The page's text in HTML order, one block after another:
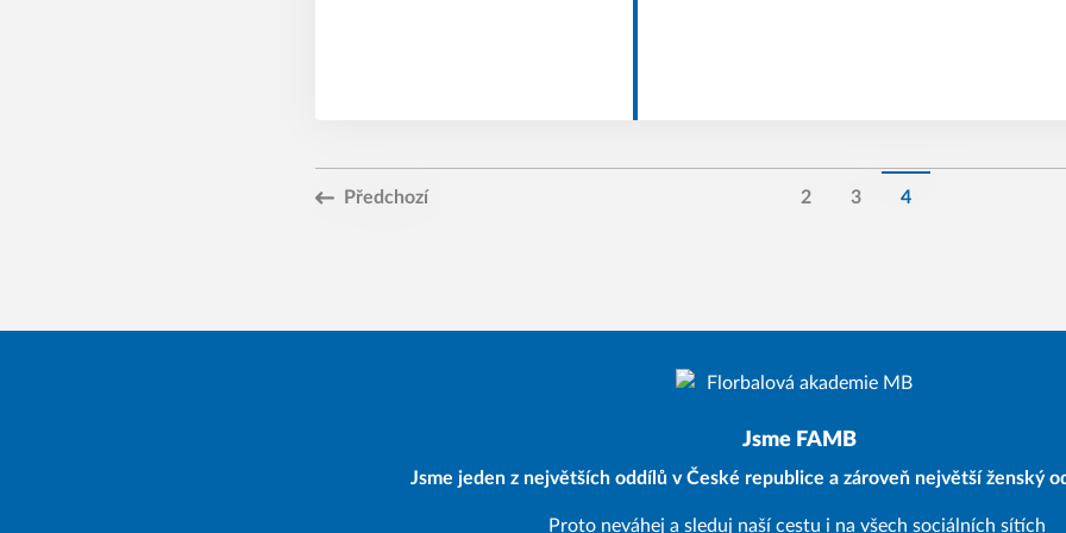
Předchozí 2 3 4
Jsme FAMB
Jsme jeden z největších oddílů v České republice a zároveň největší ženský
Proto neváhej a sleduj naší cestu i na všech sociálních sítích